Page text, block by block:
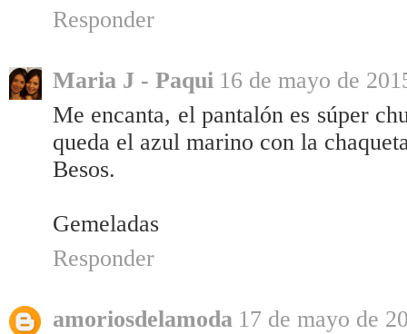
Responder
Maria J - Paqui 16 de mayo de
Me encanta, el pantalón es súper
queda el azul marino con la
Besos.
Gemeladas
Responder
amoriosdelamoda 17 de mayo de